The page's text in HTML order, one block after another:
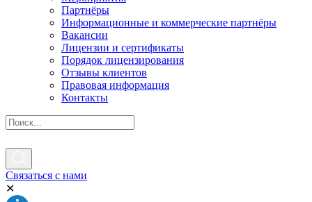
Партнёры
Информационные и коммерческие партнёры
Вакансии
Лицензии и сертификаты
Порядок лицензирования
Отзывы клиентов
Правовая информация
Контакты
Связаться с нами
✕